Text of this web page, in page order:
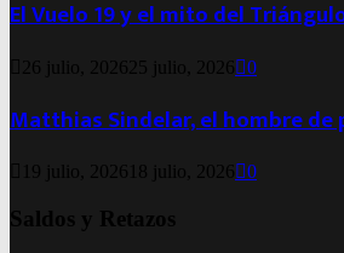
El Vuelo 19 y el mito del
26 julio, 2026 25 julio, 2026 0
Matthias Sindelar, el hombre de
19 julio, 2026 18 julio, 2026 0
Saldos y Retazos